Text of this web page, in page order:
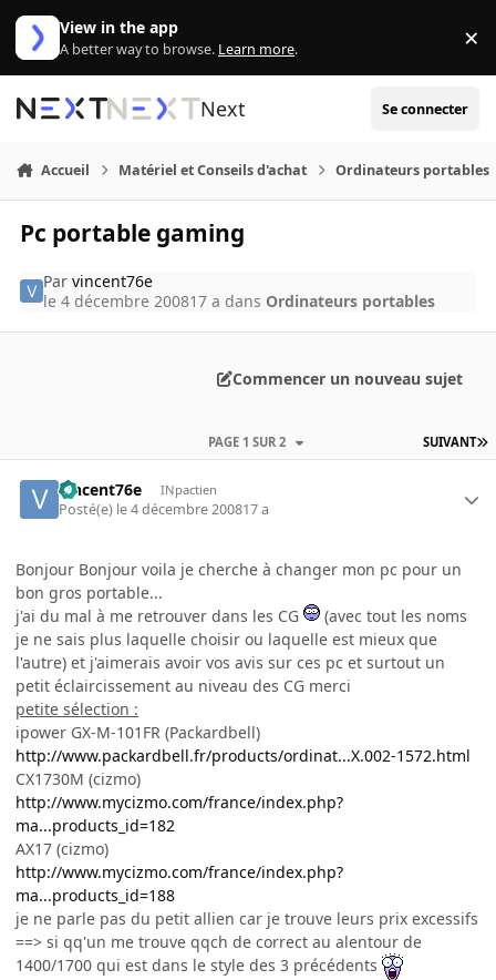
Aller au contenu
View in the app
A better way to browse. Learn more. ×
Next Se connecter
Accueil Matériel et Conseils d'achat Ordinateurs portables
Pc portable gaming
Parvincent76e
le 4 décembre 200817 a dans Ordinateurs portables
Commencer un nouveau sujet
SUIVANT
PAGE 1 SUR 2
vincent76e INpactien
Posté(e) le 4 décembre 200817 a
Bonjour Bonjour voila je cherche à changer mon pc pour un
bon gros portable...
j'ai du mal à me retrouver dans les CG
(avec tout les noms
je ne sais plus laquelle choisir ou laquelle est mieux que
l'autre) et j'aimerais avoir vos avis sur ces pc et surtout un
petit éclaircissement au niveau des CG merci
petite sélection :
ipower GX-M-101FR (Packardbell)
http://www.packardbell.fr/products/ordinat...X.002-1572.html
CX1730M (cizmo)
http://www.mycizmo.com/france/index.php?
ma...products_id=182
AX17 (cizmo)
http://www.mycizmo.com/france/index.php?
ma...products_id=188
je ne parle pas du petit allien car je trouve leurs prix excessifs
==> si qq'un me trouve qqch de correct au alentour de
1400/1700 qui est dans le style des 3 précédents